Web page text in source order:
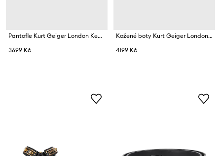
Pantofle Kurt Geiger London Kensington
3699 Kč
Kožené boty Kurt Geiger London Laney Eye
4199 Kč